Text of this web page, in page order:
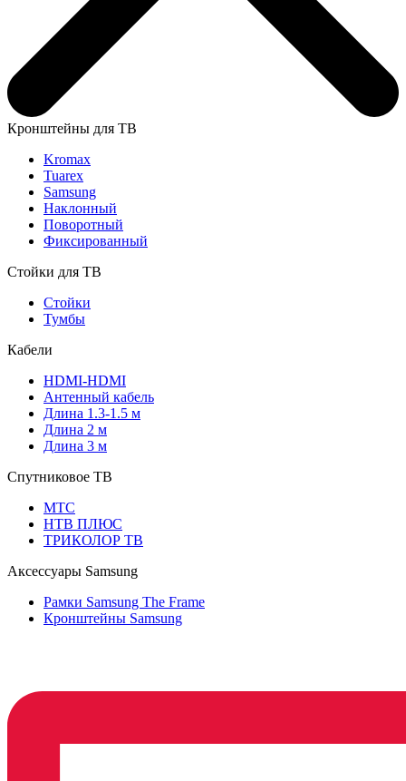
Кронштейны для ТВ
Kromax
Tuarex
Samsung
Наклонный
Поворотный
Фиксированный
Стойки для ТВ
Стойки
Тумбы
Кабели
HDMI-HDMI
Антенный кабель
Длина 1.3-1.5 м
Длина 2 м
Длина 3 м
Спутниковое ТВ
МТС
НТВ ПЛЮС
ТРИКОЛОР ТВ
Аксессуары Samsung
Рамки Samsung The Frame
Кронштейны Samsung